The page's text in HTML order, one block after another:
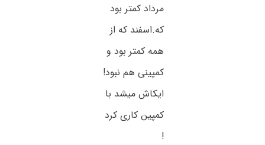
مرداد کمتر بود
که.اسفند که از
همه کمتر بود و
کمپینی هم نبود!
ایکاش میشد با
کمپین کاری کرد
!